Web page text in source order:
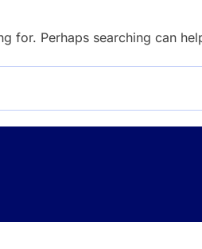
for. Perhaps searching can